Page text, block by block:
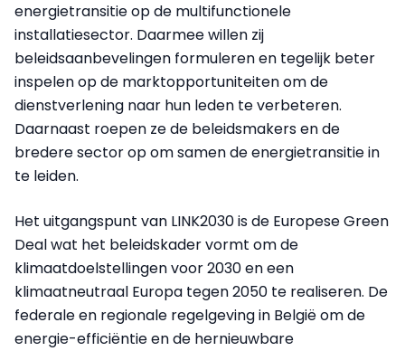
energietransitie op de multifunctionele
installatiesector. Daarmee willen zij
beleidsaanbevelingen formuleren en tegelijk beter
inspelen op de marktopportuniteiten om de
dienstverlening naar hun leden te verbeteren.
Daarnaast roepen ze de beleidsmakers en de
bredere sector op om samen de energietransitie in
te leiden.
Het uitgangspunt van LINK2030 is de Europese Green
Deal wat het beleidskader vormt om de
klimaatdoelstellingen voor 2030 en een
klimaatneutraal Europa tegen 2050 te realiseren. De
federale en regionale regelgeving in België om de
energie-efficiëntie en de hernieuwbare